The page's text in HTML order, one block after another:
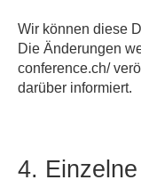
Wir können diese
Die Änderungen
conference.ch/
darüber informiert.
4. Einzelne